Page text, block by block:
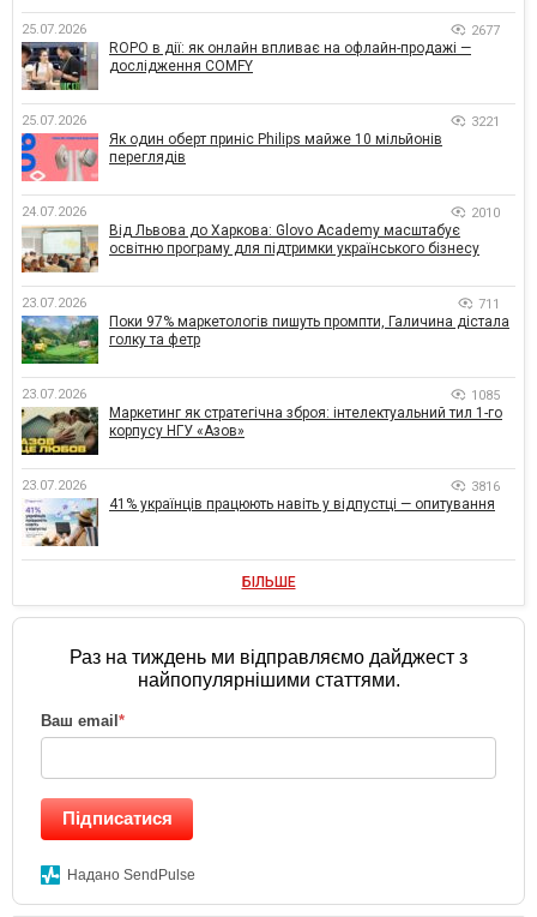
25.07.2026 2677
ROPO в дії: як онлайн впливає на офлайн-продажі —
дослідження COMFY
25.07.2026 3221
Як один оберт приніс Philips майже 10 мільйонів
переглядів
24.07.2026 2010
Від Львова до Харкова: Glovo Academy масштабує
освітню програму для підтримки українського бізнесу
23.07.2026 711
Поки 97% маркетологів пишуть промпти, Галичина дістала
голку та фетр
23.07.2026 1085
Маркетинг як стратегічна зброя: інтелектуальний тил 1-го
корпусу НГУ «Азов»
23.07.2026 3816
41% українців працюють навіть у відпустці — опитування
БІЛЬШЕ
Раз на тиждень ми відправляємо дайджест з
найпопулярнішими статтями.
Ваш email *
Підписатися
Надано SendPulse